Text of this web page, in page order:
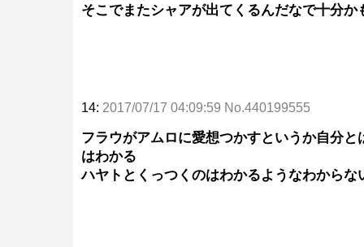
そこでまたシャアが出てくるんだなで十分か
14: 2017/07/17 04:09:59 No.440199555
フラウがアムロに愛想つかすというか自分
はわかる
ハヤトとくっつくのはわかるようなわからな